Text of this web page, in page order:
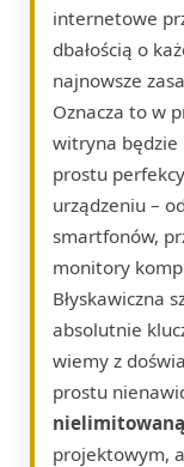
internetowe
dbałością o
najnowsze
Oznacza to w
witryna będzie
prostu
urządzeniu –
smartfonów,
monitory
Błyskawiczna
absolutnie
wiemy z
prostu
projektowym,